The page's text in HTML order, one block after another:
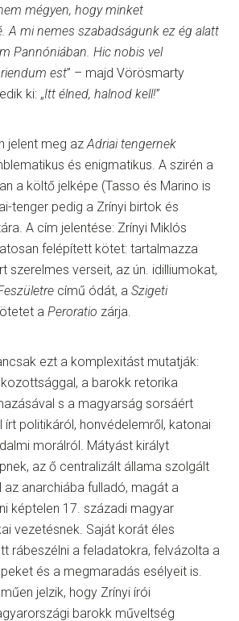
mégyen, hogy minket
A mi nemes szabadságunk ez ég alatt
Pannóniában. Hic nobis vel
est” – majd Vörösmarty
ki: „Itt élned, halnod kell!”
jelent meg az Adriai tengernek
és enigmatikus. A szirén a
a költő jelképe (Tasso és Marino is
tenger pedig a Zrínyi birtok és
A cím jelentése: Zrínyi Miklós
felépített kötet: tartalmazza
szerelmes verseit, az ún. idilliumokat,
című ódát, a Szigeti
a Peroratio zárja.
ezt a komplexitást mutatják:
a barokk retorika
s a magyarság sorsáért
írt politikáról, honvédelemről, katonai
morálról. Mátyást királyt
az ő centralizált állama szolgált
anarchiába fulladó, magát a
képtelen 17. századi magyar
vezetésnek. Saját korát éles
rábeszélni a feladatokra, felvázolta a
és a megmaradás esélyeit is.
jelzik, hogy Zrínyi írói
barokk műveltség